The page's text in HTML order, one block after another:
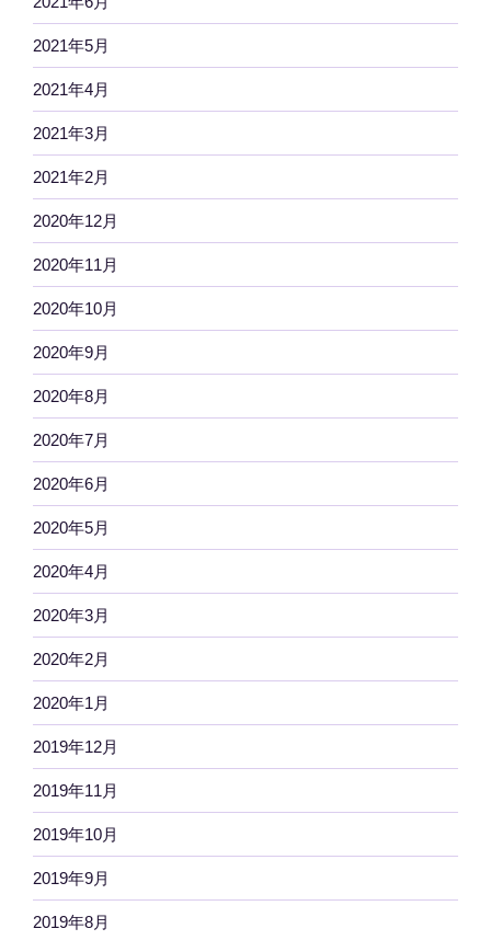
2021年5月
2021年4月
2021年3月
2021年2月
2020年12月
2020年11月
2020年10月
2020年9月
2020年8月
2020年7月
2020年6月
2020年5月
2020年4月
2020年3月
2020年2月
2020年1月
2019年12月
2019年11月
2019年10月
2019年9月
2019年8月